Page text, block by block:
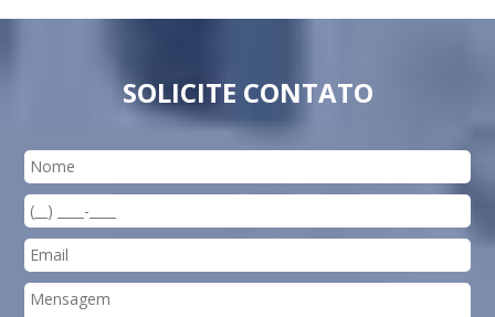
SOLICITE CONTATO